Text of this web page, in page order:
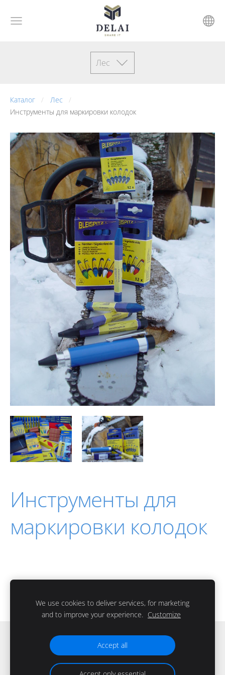
Лес
Каталог
Лес
Инструменты для маркировки колодок
Инструменты для
маркировки колодок
Файлы cookie
We use cookies to deliver services, for marketing
and to improve your experience. Customize
Accept all